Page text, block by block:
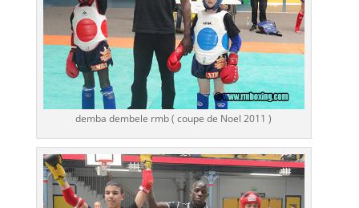
demba dembele rmb ( coupe de Noel 2011 )